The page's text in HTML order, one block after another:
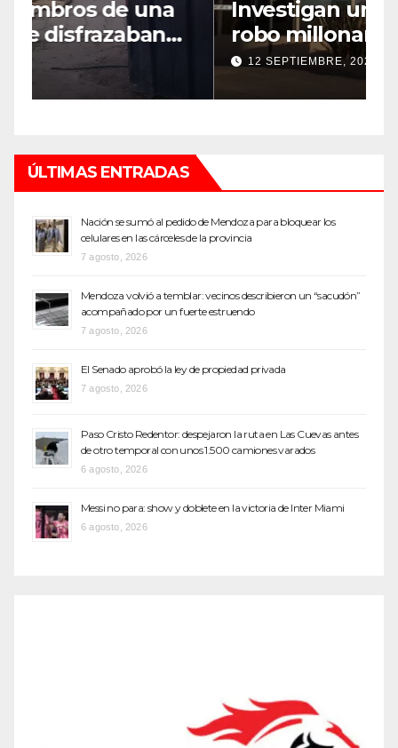
Investigan un misterioso
robo millonario en un barrio
top de Maipú
12 SEPTIEMBRE, 2022
ÚLTIMAS ENTRADAS
Nación se sumó al pedido de Mendoza para bloquear los
celulares en las cárceles de la provincia
7 agosto, 2026
Mendoza volvió a temblar: vecinos describieron un “sacudón”
acompañado por un fuerte estruendo
7 agosto, 2026
El Senado aprobó la ley de propiedad privada
7 agosto, 2026
Paso Cristo Redentor: despejaron la ruta en Las Cuevas antes
de otro temporal con unos 1.500 camiones varados
6 agosto, 2026
Messi no para: show y doblete en la victoria de Inter Miami
6 agosto, 2026